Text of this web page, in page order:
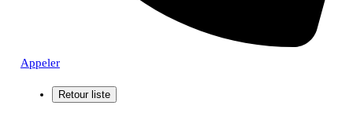
Appeler